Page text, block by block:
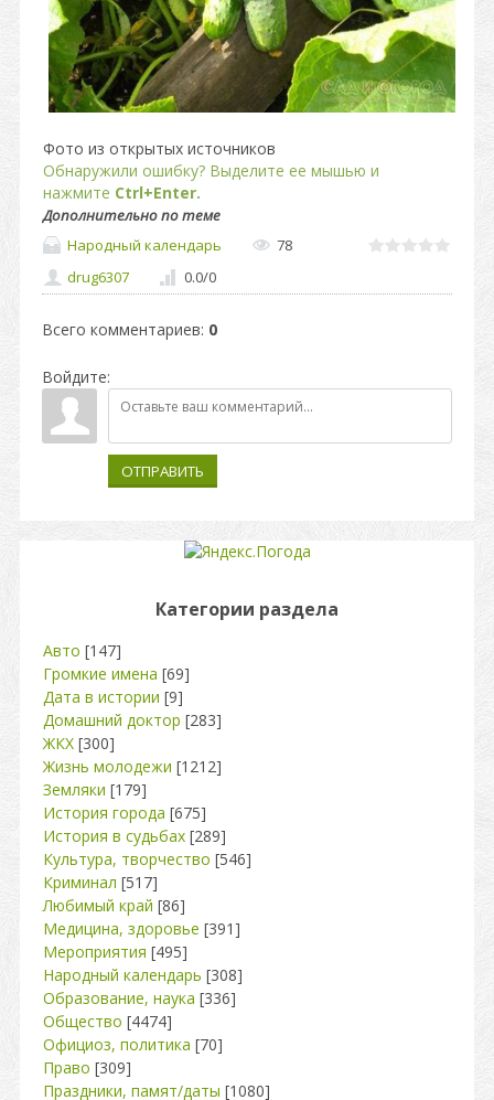
Фото из открытых источников
Обнаружили ошибку? Выделите ее мышью и
нажмите Ctrl+Enter.
Дополнительно по теме
Народный календарь
78
drug6307
0.0/0
Всего комментариев: 0
Войдите:
ОТПРАВИТЬ
Категории раздела
Авто [147]
Громкие имена [69]
Дата в истории [9]
Домашний доктор [283]
ЖКХ [300]
Жизнь молодежи [1212]
Земляки [179]
История города [675]
История в судьбах [289]
Культура, творчество [546]
Криминал [517]
Любимый край [86]
Медицина, здоровье [391]
Мероприятия [495]
Народный календарь [308]
Образование, наука [336]
Общество [4474]
Официоз, политика [70]
Право [309]
Праздники, памят/даты [1080]